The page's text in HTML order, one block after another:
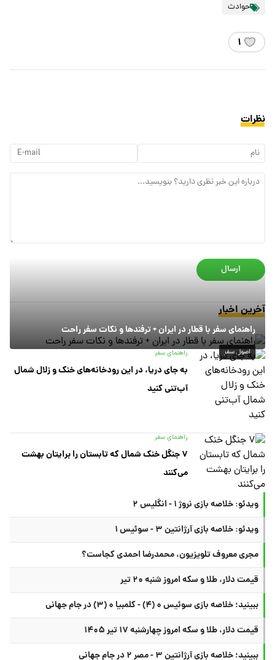
حوادث
۱
نظرات
ارسال
آخرین اخبار
اصول سفر
راهنمای سفر با قطار در ایران + ترفندها و نکات سفر راحت
راهنمای سفر
به جای دریا، در این رودخانه‌های خنک و زلال شمال
آب‌تنی کنید
راهنمای سفر
۷ جنگل خنک شمال که تابستان را برایتان بهشت
می‌کنند
ویدئو: خلاصه بازی نروژ ۱ - انگلیس ۲
ویدئو: خلاصه بازی آرژانتین ۳ - سوئیس ۱
مجری معروف تلویزیون، محمدرضا احمدی کجاست؟
قیمت دلار، طلا و سکه امروز شنبه ۲۰ تیر
ببینید؛ خلاصه بازی سوئیس ۰ (۴) - کلمبیا ۰ (۳) در جام جهانی
قیمت دلار، طلا و سکه امروز چهارشنبه ۱۷ تیر ۱۴۰۵
ببینید؛ خلاصه بازی آرژانتین ۳ - مصر ۲ در جام جهانی